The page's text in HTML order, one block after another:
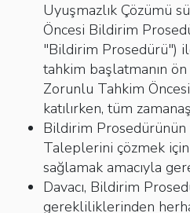
Uyuşmazlık Çözümü
Öncesi Bildirim
"Bildirim Prosedürü")
tahkim başlatmanın
Zorunlu Tahkim
katılırken, tüm
Bildirim
Taleplerini çözmek
sağlamak amacıyla
Davacı, Bildirim
gerekliliklerinden